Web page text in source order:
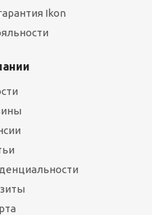
Ikon